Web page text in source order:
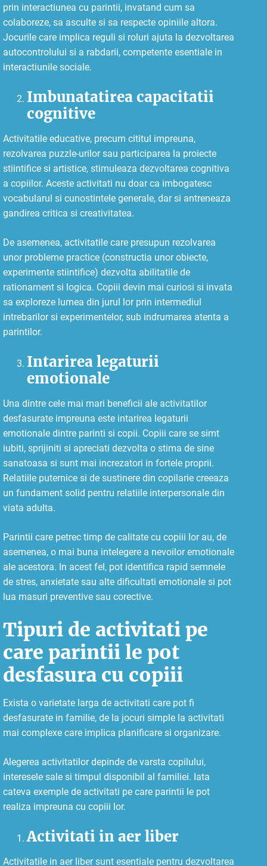
prin interactiunea cu parintii, invatand cum sa
colaboreze, sa asculte si sa respecte opiniile altora.
Jocurile care implica reguli si roluri ajuta la dezvoltarea
autocontrolului si a rabdarii, competente esentiale in
interactiunile sociale.
Imbunatatirea capacitatii
cognitive
Activitatile educative, precum cititul impreuna,
rezolvarea puzzle-urilor sau participarea la proiecte
stiintifice si artistice, stimuleaza dezvoltarea cognitiva
a copiilor. Aceste activitati nu doar ca imbogatesc
vocabularul si cunostintele generale, dar si antreneaza
gandirea critica si creativitatea.
De asemenea, activitatile care presupun rezolvarea
unor probleme practice (constructia unor obiecte,
experimente stiintifice) dezvolta abilitatile de
rationament si logica. Copiii devin mai curiosi si invata
sa exploreze lumea din jurul lor prin intermediul
intrebarilor si experimentelor, sub indrumarea atenta a
parintilor.
Intarirea legaturii
emotionale
Una dintre cele mai mari beneficii ale activitatilor
desfasurate impreuna este intarirea legaturii
emotionale dintre parinti si copii. Copiii care se simt
iubiti, sprijiniti si apreciati dezvolta o stima de sine
sanatoasa si sunt mai increzatori in fortele proprii.
Relatiile puternice si de sustinere din copilarie creeaza
un fundament solid pentru relatiile interpersonale din
viata adulta.
Parintii care petrec timp de calitate cu copiii lor au, de
asemenea, o mai buna intelegere a nevoilor emotionale
ale acestora. In acest fel, pot identifica rapid semnele
de stres, anxietate sau alte dificultati emotionale si pot
lua masuri preventive sau corective.
Tipuri de activitati pe
care parintii le pot
desfasura cu copiii
Exista o varietate larga de activitati care pot fi
desfasurate in familie, de la jocuri simple la activitati
mai complexe care implica planificare si organizare.
Alegerea activitatilor depinde de varsta copilului,
interesele sale si timpul disponibil al familiei. Iata
cateva exemple de activitati pe care parintii le pot
realiza impreuna cu copiii lor.
Activitati in aer liber
Activitatile in aer liber sunt esentiale pentru dezvoltarea